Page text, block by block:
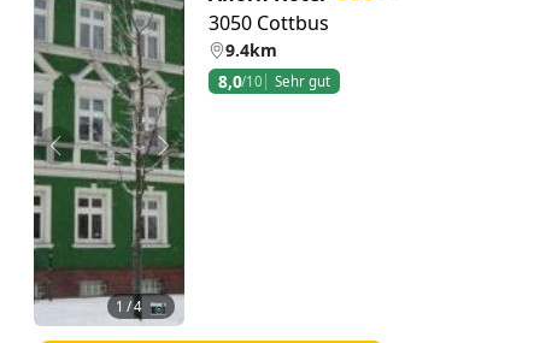
Zurück Weiter
1 / 4 📷
3050 Cottbus
9.4km
8,0/10 Sehr gut